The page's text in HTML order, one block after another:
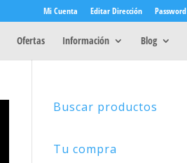
Mi Cuenta Editar Dirección Password
Ofertas Información Blog
Buscar productos
Tu compra